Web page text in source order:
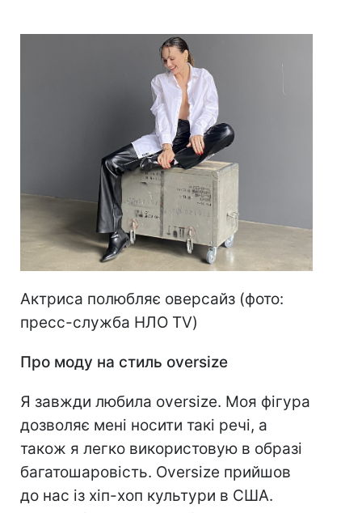
Актриса полюбляє оверсайз (фото:
пресс-служба НЛО TV)
Про моду на стиль oversizе
Я завжди любила oversize. Моя фігура
дозволяє мені носити такі речі, а
також я легко використовую в образі
багатошаровість. Oversize прийшов
до нас із хіп-хоп культури в США.